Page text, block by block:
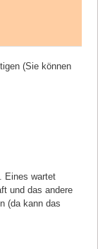
(Sie können
Eines wartet
und das andere
(da kann das